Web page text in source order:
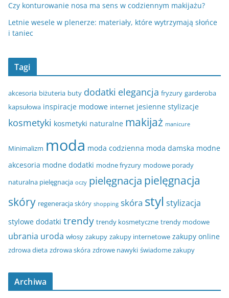
Czy konturowanie nosa ma sens w codziennym makijażu?
Letnie wesele w plenerze: materiały, które wytrzymają słońce
i taniec
Tagi
akcesoria biżuteria buty dodatki elegancja fryzury garderoba
kapsułowa inspiracje modowe internet jesienne stylizacje
kosmetyki kosmetyki naturalne makijaż manicure
Minimalizm moda moda codzienna moda damska modne
akcesoria modne dodatki modne fryzury modowe porady
naturalna pielęgnacja oczy pielęgnacja pielęgnacja
skóry regeneracja skóry shopping skóra styl stylizacja
stylowe dodatki trendy trendy kosmetyczne trendy modowe
ubrania uroda włosy zakupy zakupy internetowe zakupy online
zdrowa dieta zdrowa skóra zdrowe nawyki świadome zakupy
Archiwa